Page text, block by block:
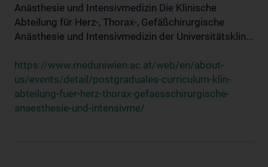
Anästhesie und Intensivmedizin Die Klinische
Abteilung für Herz-, Thorax-, Gefäßchirurgische
Anästhesie und Intensivmedizin der Universitätsklin...
https://www.meduniwien.ac.at/web/en/about-
us/events/detail/postgraduales-curriculum-klin-
abteilung-fuer-herz-thorax-gefaesschirurgische-
anaesthesie-und-intensivme/